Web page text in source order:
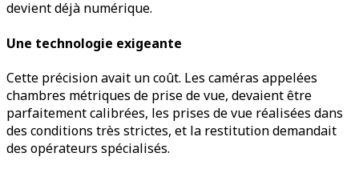
devient déjà numérique.
Une technologie exigeante
Cette précision avait un coût. Les caméras appelées
chambres métriques de prise de vue, devaient être
parfaitement calibrées, les prises de vue réalisées dans
des conditions très strictes, et la restitution demandait
des opérateurs spécialisés.